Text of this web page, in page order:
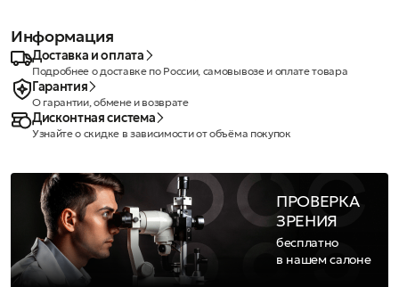
Информация
Доставка и оплата
Подробнее о доставке по России, самовывозе и оплате товара
Гарантия
О гарантии, обмене и возврате
Дисконтная система
Узнайте о скидке в зависимости от объёма покупок
ПРОВЕРКА
ЗРЕНИЯ
бесплатно
в нашем салоне